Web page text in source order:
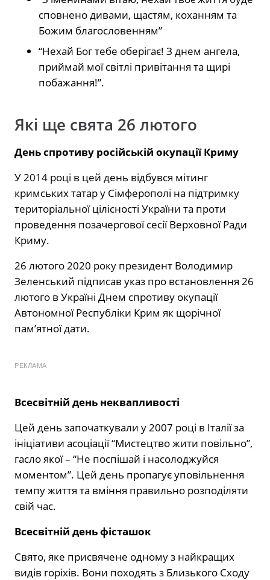
сповнено дивами, щастям, коханням та
Божим благословенням”
“Нехай Бог тебе оберігає! З днем ангела,
приймай мої світлі привітання та щирі
побажання!”.
Які ще свята 26 лютого
День спротиву російській окупації Криму
У 2014 році в цей день відбувся мітинг
кримських татар у Сімферополі на підтримку
територіальної цілісності України та проти
проведення позачергової сесії Верховної Ради
Криму.
26 лютого 2020 року президент Володимир
Зеленський підписав указ про встановлення 26
лютого в Україні Днем спротиву окупації
Автономної Республіки Крим як щорічної
пам’ятної дати.
РЕКЛАМА
Всесвітній день неквапливості
Цей день започаткували у 2007 році в Італії за
ініціативи асоціації “Мистецтво жити повільно”,
гасло якої – “Не поспішай і насолоджуйся
моментом”. Цей день пропагує уповільнення
темпу життя та вміння правильно розподіляти
свій час.
Всесвітній день фісташок
Свято, яке присвячене одному з найкращих
видів горіхів. Вони походять з Близького Сходу